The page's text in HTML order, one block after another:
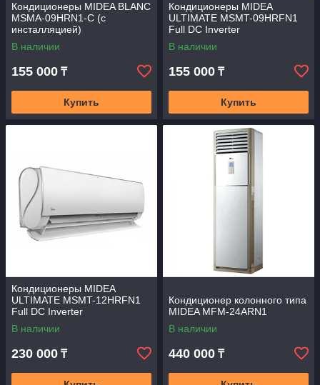
Кондиционеры MIDEA BLANC
MSMA-09HRN1-С (c
инсталляцией)
В наличии
155 000 ₸
Купить
Кондиционеры MIDEA
ULTIMATE MSMT-09HRFN1
Full DC Inverter
В наличии
155 000 ₸
Купить
Кондиционеры MIDEA
ULTIMATE MSMT-12HRFN1
Full DC Inverter
В наличии
230 000 ₸
Кондиционер колонного типа
MIDEA MFM-24ARN1
В наличии
440 000 ₸